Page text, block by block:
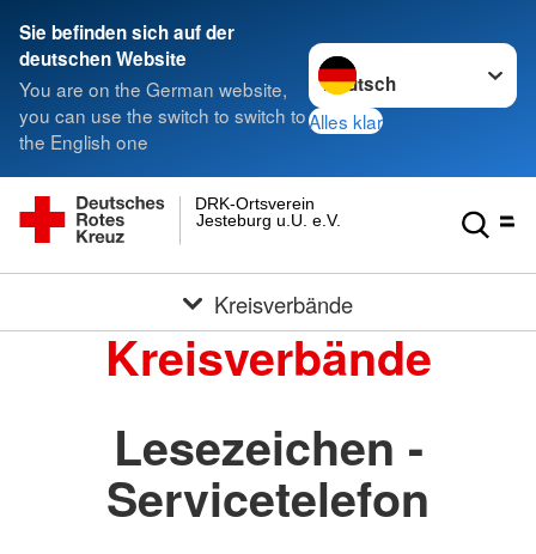
Sie befinden sich auf der
deutschen Website
You are on the German website,
you can use the switch to switch to
the English one
Sprache wechseln zu
Alles klar
Jesteburg u.U. e.V.
DRK-Ortsverein
Kreisverbände
Kreisverbände
Lesezeichen -
Servicetelefon